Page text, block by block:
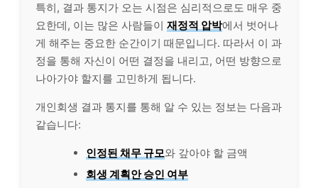
특히, 결과 통지가 오는 시점은 심리적으로도 매우 중
요한데, 이는 많은 사람들이 재정적 압박에서 벗어나
게 해주는 중요한 순간이기 때문입니다. 따라서 이 과
정을 통해 자신이 어떤 결정을 내리고, 어떤 방향으로
나아가야 할지를 고민하게 됩니다.
개인회생 결과 통지를 통해 알 수 있는 정보는 다음과
같습니다:
인정된 채무 규모와 갚아야 할 금액
회생 계획안 승인 여부